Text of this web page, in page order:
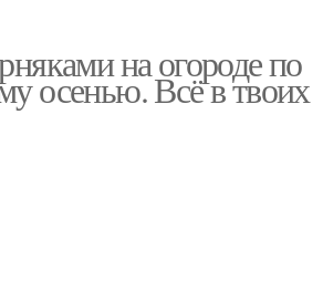
на огороде по
осенью. Всё в твоих